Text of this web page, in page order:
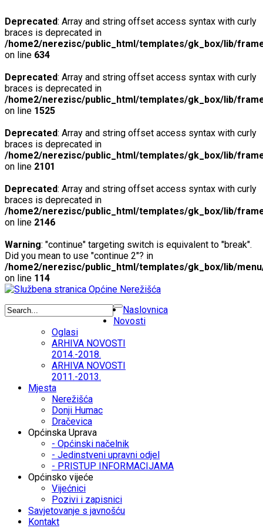
Deprecated: Array and string offset access syntax with curly
braces is deprecated in
/home2/nerezisc/public_html/templates/gk_box/lib/
on line 634
Deprecated: Array and string offset access syntax with curly
braces is deprecated in
/home2/nerezisc/public_html/templates/gk_box/lib/
on line 1525
Deprecated: Array and string offset access syntax with curly
braces is deprecated in
/home2/nerezisc/public_html/templates/gk_box/lib/
on line 2101
Deprecated: Array and string offset access syntax with curly
braces is deprecated in
/home2/nerezisc/public_html/templates/gk_box/lib/
on line 2146
Warning: "continue" targeting switch is equivalent to "break".
Did you mean to use "continue 2"? in
/home2/nerezisc/public_html/templates/gk_box/lib/
on line 114
Naslovnica
Novosti
Oglasi
ARHIVA NOVOSTI
2014.-2018.
ARHIVA NOVOSTI
2011.-2013.
Mjesta
Nerežišća
Donji Humac
Dračevica
Općinska Uprava
- Općinski načelnik
- Jedinstveni upravni odjel
- PRISTUP INFORMACIJAMA
Općinsko vijeće
Vijećnici
Pozivi i zapisnici
Savjetovanje s javnošću
Kontakt